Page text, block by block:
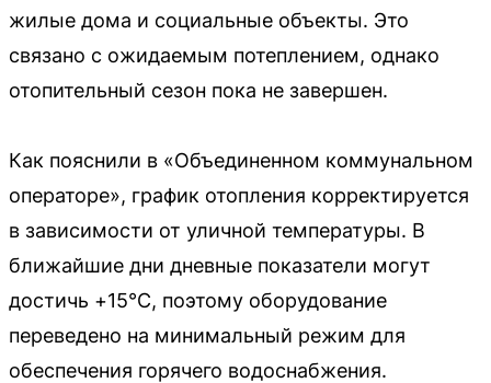
жилые дома и социальные объекты. Это
связано с ожидаемым потеплением, однако
отопительный сезон пока не завершен.
Как пояснили в «Объединенном коммунальном
операторе», график отопления корректируется
в зависимости от уличной температуры. В
ближайшие дни дневные показатели могут
достичь +15°С, поэтому оборудование
переведено на минимальный режим для
обеспечения горячего водоснабжения.